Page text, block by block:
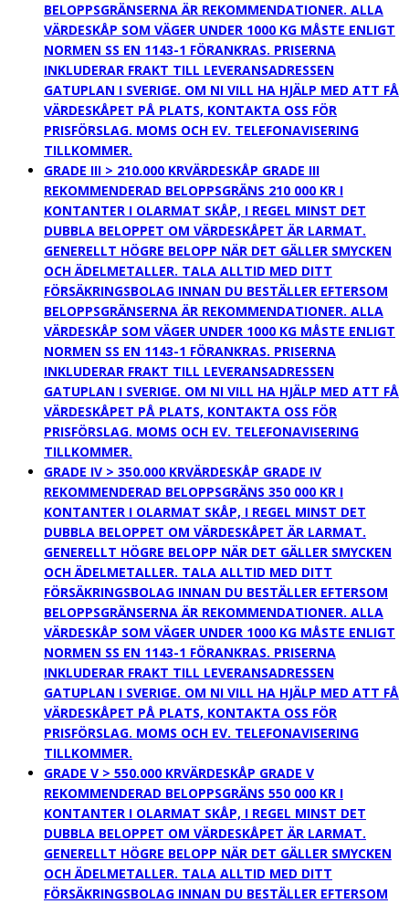
BELOPPSGRÄNSERNA ÄR REKOMMENDATIONER. ALLA
VÄRDESKÅP SOM VÄGER UNDER 1000 KG MÅSTE ENLIGT
NORMEN SS EN 1143-1 FÖRANKRAS. PRISERNA
INKLUDERAR FRAKT TILL LEVERANSADRESSEN
GATUPLAN I SVERIGE. OM NI VILL HA HJÄLP MED ATT FÅ
VÄRDESKÅPET PÅ PLATS, KONTAKTA OSS FÖR
PRISFÖRSLAG. MOMS OCH EV. TELEFONAVISERING
TILLKOMMER.
GRADE III > 210.000 KRVÄRDESKÅP GRADE III
REKOMMENDERAD BELOPPSGRÄNS 210 000 KR I
KONTANTER I OLARMAT SKÅP, I REGEL MINST DET
DUBBLA BELOPPET OM VÄRDESKÅPET ÄR LARMAT.
GENERELLT HÖGRE BELOPP NÄR DET GÄLLER SMYCKEN
OCH ÄDELMETALLER. TALA ALLTID MED DITT
FÖRSÄKRINGSBOLAG INNAN DU BESTÄLLER EFTERSOM
BELOPPSGRÄNSERNA ÄR REKOMMENDATIONER. ALLA
VÄRDESKÅP SOM VÄGER UNDER 1000 KG MÅSTE ENLIGT
NORMEN SS EN 1143-1 FÖRANKRAS. PRISERNA
INKLUDERAR FRAKT TILL LEVERANSADRESSEN
GATUPLAN I SVERIGE. OM NI VILL HA HJÄLP MED ATT FÅ
VÄRDESKÅPET PÅ PLATS, KONTAKTA OSS FÖR
PRISFÖRSLAG. MOMS OCH EV. TELEFONAVISERING
TILLKOMMER.
GRADE IV > 350.000 KRVÄRDESKÅP GRADE IV
REKOMMENDERAD BELOPPSGRÄNS 350 000 KR I
KONTANTER I OLARMAT SKÅP, I REGEL MINST DET
DUBBLA BELOPPET OM VÄRDESKÅPET ÄR LARMAT.
GENERELLT HÖGRE BELOPP NÄR DET GÄLLER SMYCKEN
OCH ÄDELMETALLER. TALA ALLTID MED DITT
FÖRSÄKRINGSBOLAG INNAN DU BESTÄLLER EFTERSOM
BELOPPSGRÄNSERNA ÄR REKOMMENDATIONER. ALLA
VÄRDESKÅP SOM VÄGER UNDER 1000 KG MÅSTE ENLIGT
NORMEN SS EN 1143-1 FÖRANKRAS. PRISERNA
INKLUDERAR FRAKT TILL LEVERANSADRESSEN
GATUPLAN I SVERIGE. OM NI VILL HA HJÄLP MED ATT FÅ
VÄRDESKÅPET PÅ PLATS, KONTAKTA OSS FÖR
PRISFÖRSLAG. MOMS OCH EV. TELEFONAVISERING
TILLKOMMER.
GRADE V > 550.000 KRVÄRDESKÅP GRADE V
REKOMMENDERAD BELOPPSGRÄNS 550 000 KR I
KONTANTER I OLARMAT SKÅP, I REGEL MINST DET
DUBBLA BELOPPET OM VÄRDESKÅPET ÄR LARMAT.
GENERELLT HÖGRE BELOPP NÄR DET GÄLLER SMYCKEN
OCH ÄDELMETALLER. TALA ALLTID MED DITT
FÖRSÄKRINGSBOLAG INNAN DU BESTÄLLER EFTERSOM